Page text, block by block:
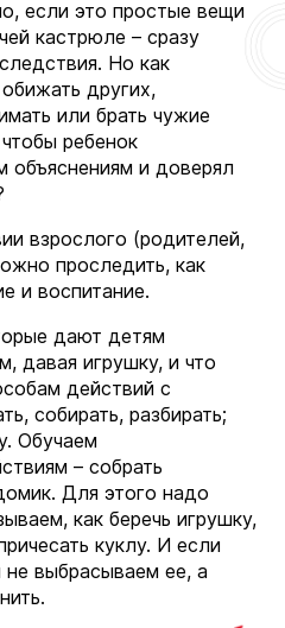
если это простые вещи
кастрюле – сразу
Но как
других,
или брать чужие
ребенок
объяснениям и доверял
взрослого (родителей,
проследить, как
и воспитание.
дают детям
давая игрушку, и что
действий с
собирать, разбирать;
Обучаем
– собрать
Для этого надо
как беречь игрушку,
куклу. И если
выбрасываем ее, а